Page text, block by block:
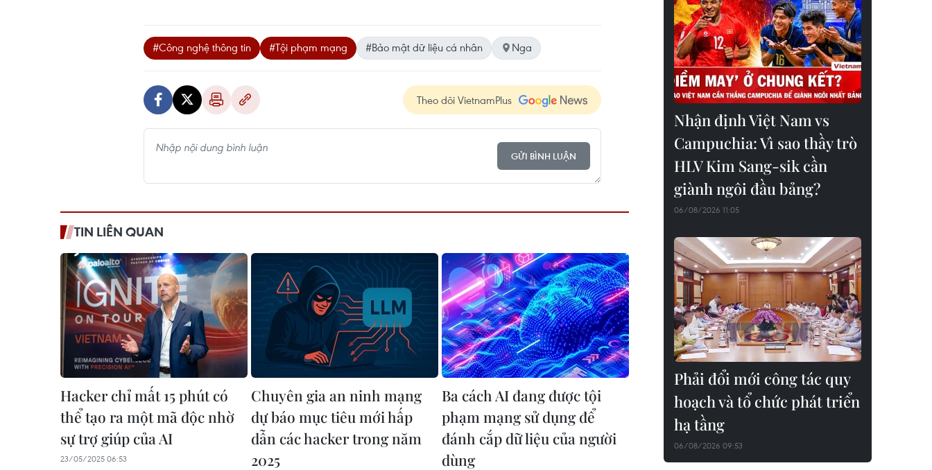
#Công nghệ thông tin #Tội phạm mạng #Bảo mật dữ liệu cá nhân Nga
Theo dõi VietnamPlus
GỬI BÌNH LUẬN
TIN LIÊN QUAN
Hacker chỉ mất 15 phút có
thể tạo ra một mã độc nhờ
sự trợ giúp của AI
23/05/2025 06:53
Chuyên gia an ninh mạng
dự báo mục tiêu mới hấp
dẫn các hacker trong năm
2025
Ba cách AI đang được tội
phạm mạng sử dụng để
đánh cắp dữ liệu của người
dùng
Nhận định Việt Nam vs
Campuchia: Vì sao thầy trò
HLV Kim Sang-sik cần
giành ngôi đầu bảng?
06/08/2026 11:05
Phải đổi mới công tác quy
hoạch và tổ chức phát triển
hạ tầng
06/08/2026 09:53